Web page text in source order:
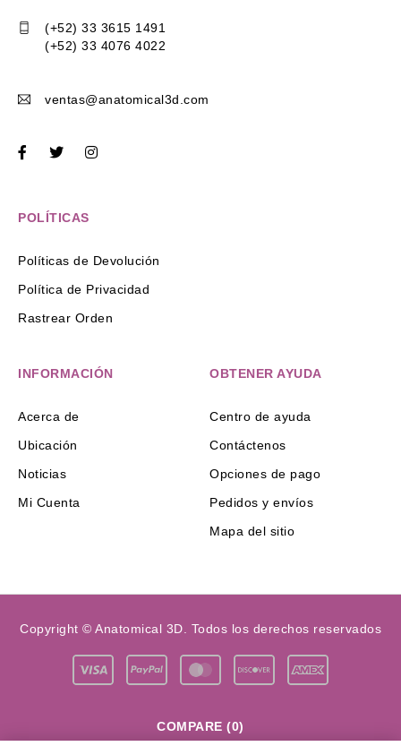
(+52) 33 3615 1491
(+52) 33 4076 4022
ventas@anatomical3d.com
POLÍTICAS
Políticas de Devolución
Política de Privacidad
Rastrear Orden
INFORMACIÓN
Acerca de
Ubicación
Noticias
Mi Cuenta
OBTENER AYUDA
Centro de ayuda
Contáctenos
Opciones de pago
Pedidos y envíos
Mapa del sitio
Copyright © Anatomical 3D. Todos los derechos reservados
COMPARE (0)